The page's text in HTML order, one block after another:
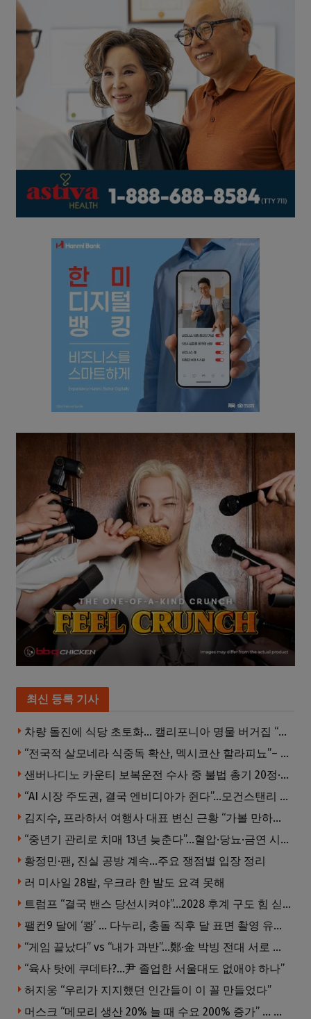
최신 등록 기사
차량 돌진에 식당 초토화… 캘리포니아 명물 버거집 “다시 일어설 수 있도록 도와주세요”
“전국적 살모네라 식중독 확산, 멕시코산 할라피뇨”– CDC
샌버나디노 카운티 보복운전 수사 중 불법 총기 20정·탄약 2만 발 압수
“AI 시장 주도권, 결국 엔비디아가 쥔다”…모건스탠리 장담
김지수, 프라하서 여행사 대표 변신 근황 “가볼 만하니…”
“중년기 관리로 치매 13년 늦춘다”…혈압·당뇨·금연 시기가 골든타임
황정민·팬, 진실 공방 계속…주요 쟁점별 입장 정리
러 미사일 28발, 우크라 한 발도 요격 못해
트럼프 “결국 밴스 당선시켜야”…2028 후계 구도 힘 싣나
팰컨9 달에 ‘쾅’ … 다누리, 충돌 직후 달 표면 촬영 유일 탐사선
“게임 끝났다” vs “내가 과반”…鄭·金 박빙 전대 서로 우위 주장
“육사 탓에 쿠데타?…尹 졸업한 서울대도 없애야 하나”
허지웅 “우리가 지지했던 인간들이 이 꼴 만들었다”
머스크 “메모리 생산 20% 늘 때 수요 200% 증가” … 반도체 매출 1조달러 눈 앞